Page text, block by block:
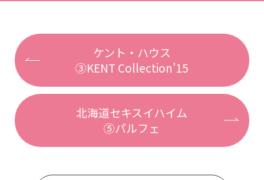
ケント・ハウス
③KENT Collection'15
北海道セキスイハイム
⑤パルフェ